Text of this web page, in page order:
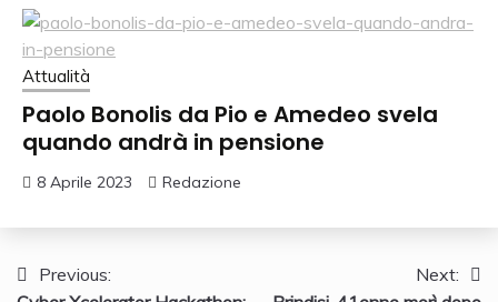
Attualità
Paolo Bonolis da Pio e Amedeo svela
quando andrà in pensione
8 Aprile 2023 Redazione
Navigazione
Previous:
Next: